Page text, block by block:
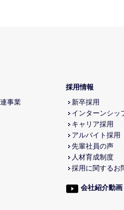
事業
採用情報
新卒採用
インターンシッ
キャリア採用
アルバイト採用
先輩社員の声
人材育成制度
採用に関するお
会社紹介動画